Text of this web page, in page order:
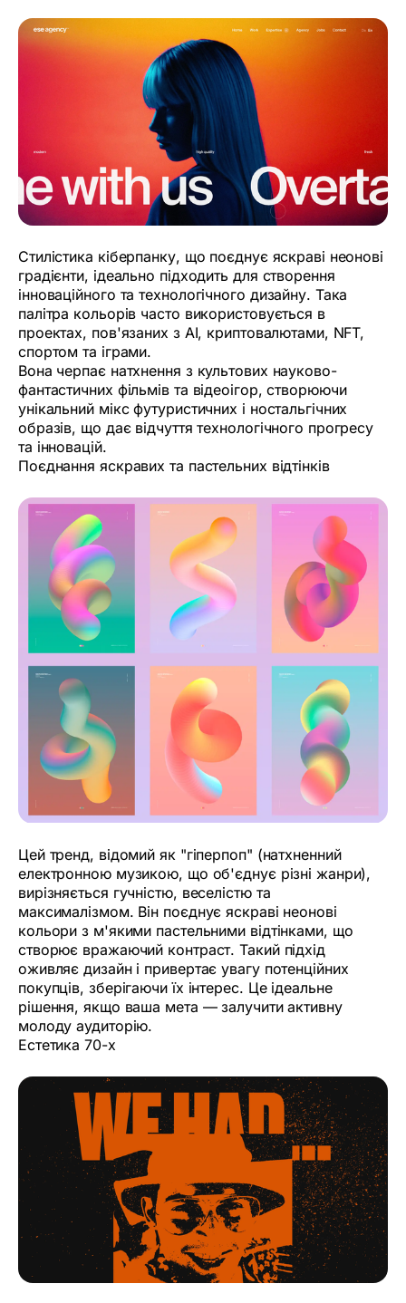
Стилістика кіберпанку, що поєднує яскраві неонові
градієнти, ідеально підходить для створення
інноваційного та технологічного дизайну. Така
палітра кольорів часто використовується в
проектах, пов'язаних з AI, криптовалютами, NFT,
спортом та іграми.
Вона черпає натхнення з культових науково-
фантастичних фільмів та відеоігор, створюючи
унікальний мікс футуристичних і ностальгічних
образів, що дає відчуття технологічного прогресу
та інновацій.
Поєднання яскравих та пастельних відтінків
Цей тренд, відомий як "гіперпоп" (натхненний
електронною музикою, що об'єднує різні жанри),
вирізняється гучністю, веселістю та
максималізмом. Він поєднує яскраві неонові
кольори з м'якими пастельними відтінками, що
створює вражаючий контраст. Такий підхід
оживляє дизайн і привертає увагу потенційних
покупців, зберігаючи їх інтерес. Це ідеальне
рішення, якщо ваша мета — залучити активну
молоду аудиторію.
Естетика 70-х